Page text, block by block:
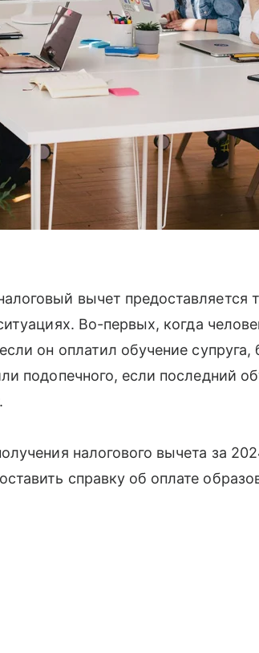
вычет предоставляется
Во-первых, когда
он оплатил обучение
подопечного, если последний
налогового вычета за
справку об оплате